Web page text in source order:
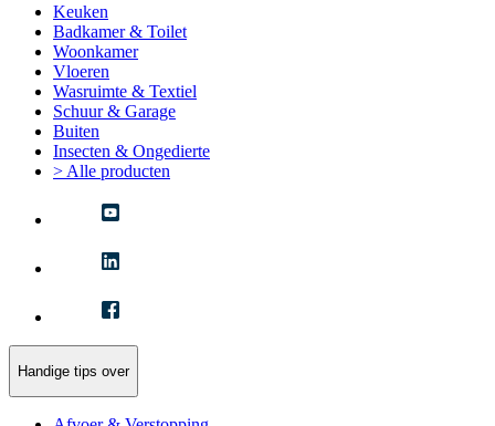
Keuken
Badkamer & Toilet
Woonkamer
Vloeren
Wasruimte & Textiel
Schuur & Garage
Buiten
Insecten & Ongedierte
> Alle producten
Handige tips over